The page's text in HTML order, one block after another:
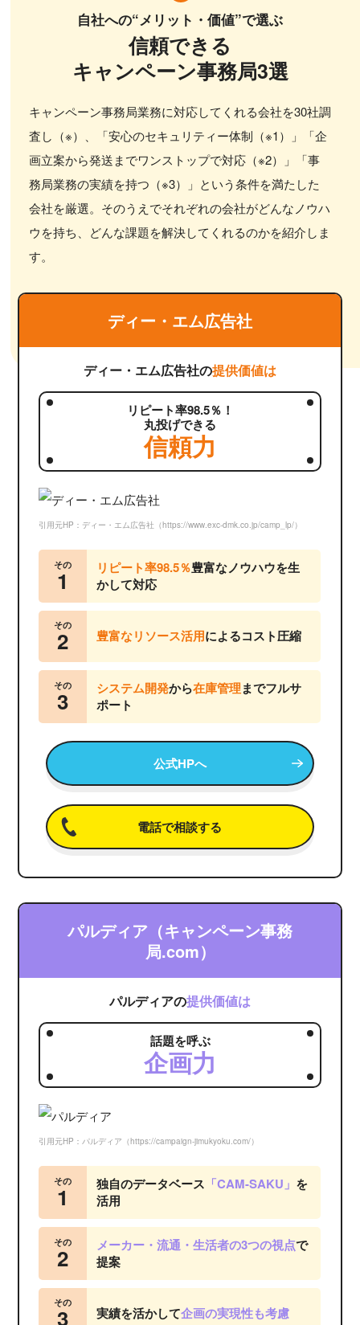
自社への“メリット・価値”で選ぶ
信頼できる
キャンペーン事務局3選
キャンペーン事務局業務に対応してくれる会社を30社調
査し（※）、「安心のセキュリティー体制（※1）」「企
画立案から発送までワンストップで対応（※2）」「事
務局業務の実績を持つ（※3）」という条件を満たした
会社を厳選。そのうえでそれぞれの会社がどんなノウハ
ウを持ち、どんな課題を解決してくれるのかを紹介しま
す。
ディー・エム広告社
ディー・エム広告社の提供価値は
リピート率98.5％！
丸投げできる
信頼力
引用元HP：ディー・エム広告社（https://www.exc-dmk.co.jp/camp_lp/）
その
1 リピート率98.5％豊富なノウハウを生
かして対応
その
2 豊富なリソース活用によるコスト圧縮
その
3 システム開発から在庫管理までフルサ
ポート
公式HPへ
電話で相談する
パルディア（キャンペーン事務
局.com）
パルディアの提供価値は
話題を呼ぶ
企画力
引用元HP：パルディア（https://campaign-jimukyoku.com/）
その
1 独自のデータベース 「CAM-SAKU」 を
活用
その
2 メーカー・流通・生活者の3つの視点で
提案
その
3 実績を活かして企画の実現性も考慮